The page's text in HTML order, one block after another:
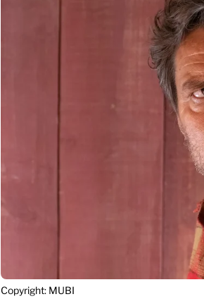
Copyright: MUBI